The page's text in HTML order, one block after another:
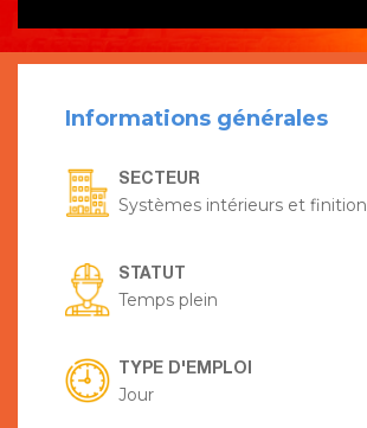
Informations générales
SECTEUR
Systèmes intérieurs et finition
STATUT
Temps plein
TYPE D'EMPLOI
Jour